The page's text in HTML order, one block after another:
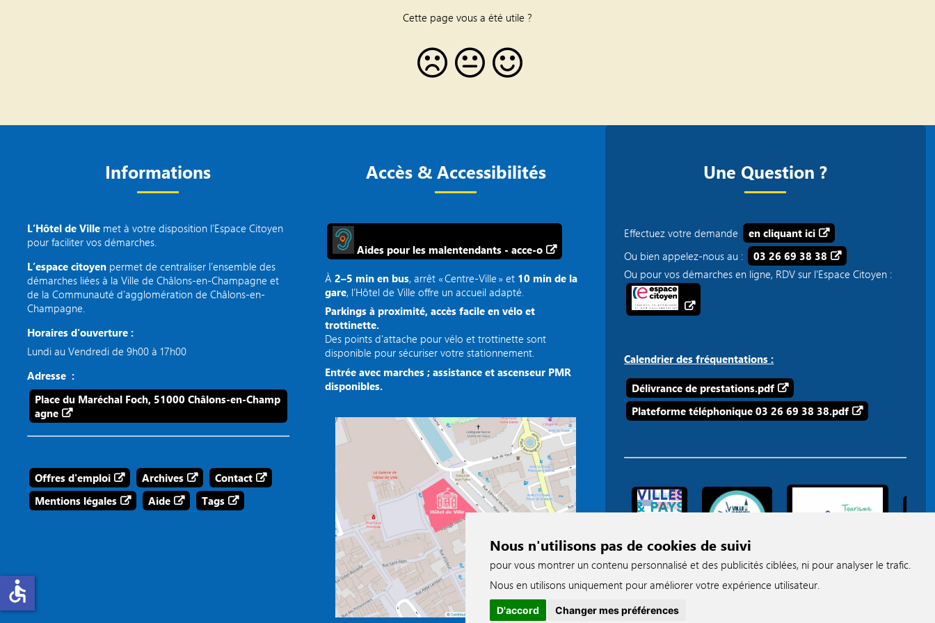
Nous n'utilisons pas de cookies de suivi
pour vous montrer un contenu personnalisé et des publicités ciblées, ni pour analyser le trafic.
Nous en utilisons uniquement pour améliorer votre expérience utilisateur.
D'accord Changer mes préférences
Cette page vous a été utile ?
Informations
L’Hôtel de Ville met à votre disposition l’Espace Citoyen
pour faciliter vos démarches.
L’espace citoyen permet de centraliser l’ensemble des
démarches liées à la Ville de Châlons-en-Champagne et
de la Communauté d’agglomération de Châlons-en-
Champagne.
Horaires d'ouverture :
Lundi au Vendredi de 9h00 à 17h00
Adresse :
Place du Maréchal Foch, 51000 Châlons-en-Champ
agne
Offres d'emploi Archives
Contact
Mentions légales
Aide Tags
Accès & Accessibilités
Aides pour les malentendants - acce-o
À2–5 min en bus, arrêt « Centre‑Ville » et 10 min de la
gare, l’Hôtel de Ville offre un accueil adapté.
Parkings à proximité, accès facile en vélo et
trottinette.
Des points d'attache pour vélo et trottinette sont
disponible pour sécuriser votre stationnement.
Entrée avec marches ; assistance et ascenseur PMR
disponibles.
Une Question ?
Effectuez votre demande
en cliquant ici
Ou bien appelez-nous au :
03 26 69 38 38
Ou pour vos démarches en ligne, RDV sur l'Espace Citoyen :
Calendrier des fréquentations :
Délivrance de prestations.pdf
Plateforme téléphonique 03 26 69 38 38.pdf
accessible